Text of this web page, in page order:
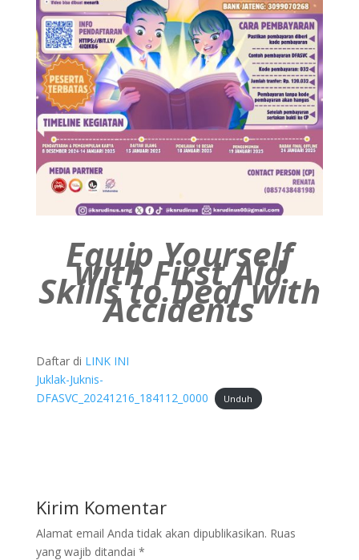
Equip Yourself
with First Aid
Skills to Deal with
Accidents
Daftar di LINK INI
Juklak-Juknis-
DFASVC_20241216_184112_0000
Unduh
Kirim Komentar
Alamat email Anda tidak akan dipublikasikan. Ruas
yang wajib ditandai *